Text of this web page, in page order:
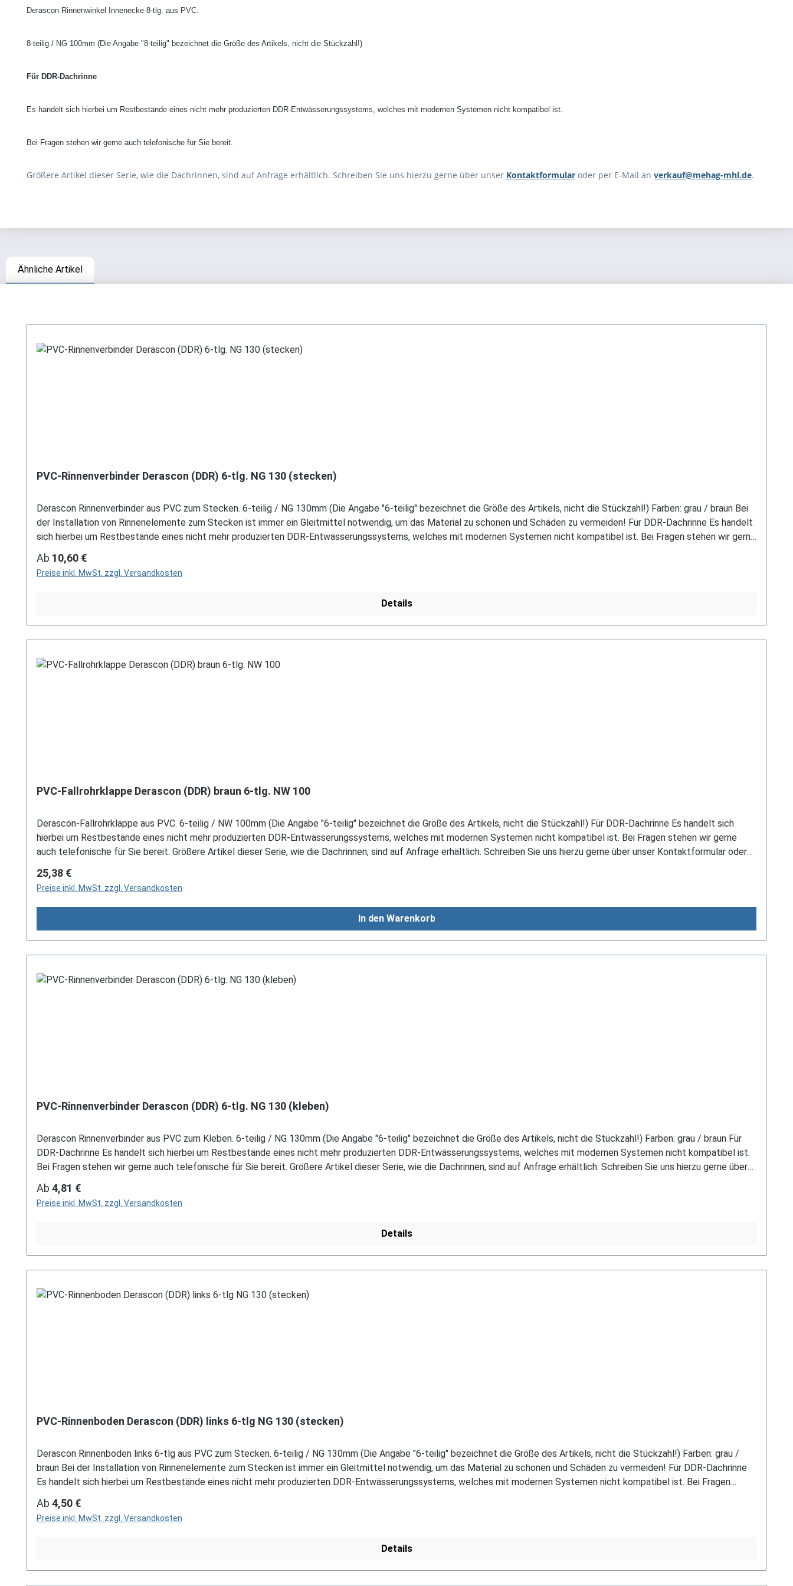
Derascon Rinnenwinkel Innenecke 8-tlg. aus PVC.
8-teilig / NG 100mm (Die Angabe "8-teilig" bezeichnet die Größe des Artikels, nicht die Stückzahl!)
Für DDR-Dachrinne
Es handelt sich hierbei um Restbestände eines nicht mehr produzierten DDR-Entwässerungssystems, welches mit modernen Systemen nicht kompatibel ist.
Bei Fragen stehen wir gerne auch telefonische für Sie bereit.
Größere Artikel dieser Serie, wie die Dachrinnen, sind auf Anfrage erhältlich. Schreiben Sie uns hierzu gerne über unser Kontaktformular oder per E-Mail an verkauf@mehag-mhl.de.
Ähnliche Artikel
PVC-Rinnenverbinder Derascon (DDR) 6-tlg. NG 130 (stecken)
Derascon Rinnenverbinder aus PVC zum Stecken. 6-teilig / NG 130mm (Die Angabe "6-teilig" bezeichnet die Größe des Artikels, nicht die Stückzahl!) Farben: grau / braun Bei
der Installation von Rinnenelemente zum Stecken ist immer ein Gleitmittel notwendig, um das Material zu schonen und Schäden zu vermeiden! Für DDR-Dachrinne Es handelt
sich hierbei um Restbestände eines nicht mehr produzierten DDR-Entwässerungssystems, welches mit modernen Systemen nicht kompatibel ist. Bei Fragen stehen wir gerne
auch telefonische für Sie bereit. Größere Artikel dieser Serie, wie die Dachrinnen, sind auf Anfrage erhältlich. Schreiben Sie uns hierzu gerne über unser Kontaktformular oder
per E-Mail an verkauf@mehag-mhl.de.
Regulärer Preis:
Ab 10,60 €
Preise inkl. MwSt. zzgl. Versandkosten
Details
PVC-Fallrohrklappe Derascon (DDR) braun 6-tlg. NW 100
Derascon-Fallrohrklappe aus PVC. 6-teilig / NW 100mm (Die Angabe "6-teilig" bezeichnet die Größe des Artikels, nicht die Stückzahl!) Für DDR-Dachrinne Es handelt sich
hierbei um Restbestände eines nicht mehr produzierten DDR-Entwässerungssystems, welches mit modernen Systemen nicht kompatibel ist. Bei Fragen stehen wir gerne
auch telefonische für Sie bereit. Größere Artikel dieser Serie, wie die Dachrinnen, sind auf Anfrage erhältlich. Schreiben Sie uns hierzu gerne über unser Kontaktformular oder
Regulärer Preis:
25,38 €
Preise inkl. MwSt. zzgl. Versandkosten
In den Warenkorb
PVC-Rinnenverbinder Derascon (DDR) 6-tlg. NG 130 (kleben)
Derascon Rinnenverbinder aus PVC zum Kleben. 6-teilig / NG 130mm (Die Angabe "6-teilig" bezeichnet die Größe des Artikels, nicht die Stückzahl!) Farben: grau / braun Für
DDR-Dachrinne Es handelt sich hierbei um Restbestände eines nicht mehr produzierten DDR-Entwässerungssystems, welches mit modernen Systemen nicht kompatibel ist.
Bei Fragen stehen wir gerne auch telefonische für Sie bereit. Größere Artikel dieser Serie, wie die Dachrinnen, sind auf Anfrage erhältlich. Schreiben Sie uns hierzu gerne über
unser Kontaktformular oder per E-Mail an verkauf@mehag-mhl.de.
Regulärer Preis:
Ab 4,81 €
Preise inkl. MwSt. zzgl. Versandkosten
Details
PVC-Rinnenboden Derascon (DDR) links 6-tlg NG 130 (stecken)
Derascon Rinnenboden links 6-tlg aus PVC zum Stecken. 6-teilig / NG 130mm (Die Angabe "6-teilig" bezeichnet die Größe des Artikels, nicht die Stückzahl!) Farben: grau /
braun Bei der Installation von Rinnenelemente zum Stecken ist immer ein Gleitmittel notwendig, um das Material zu schonen und Schäden zu vermeiden! Für DDR-Dachrinne
Es handelt sich hierbei um Restbestände eines nicht mehr produzierten DDR-Entwässerungssystems, welches mit modernen Systemen nicht kompatibel ist. Bei Fragen
stehen wir gerne auch telefonische für Sie bereit. Größere Artikel dieser Serie, wie die Dachrinnen, sind auf Anfrage erhältlich. Schreiben Sie uns hierzu gerne über
unser Kontaktformular oder per E-Mail an verkauf@mehag-mhl.de.
Regulärer Preis:
Ab 4,50 €
Preise inkl. MwSt. zzgl. Versandkosten
Details